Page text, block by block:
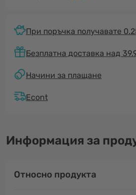
При поръчка получавате
Безплатна доставка над
Начини за плащане
Econt
Информация за
Относно продукта